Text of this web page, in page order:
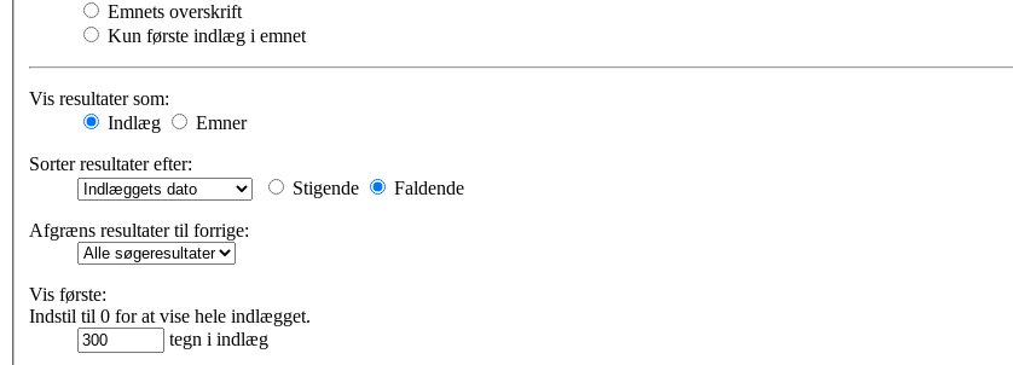
Emnets overskrift
Kun første indlæg i emnet
Vis resultater som:
Indlæg
Emner
Sorter resultater efter:
Stigende
Faldende
Afgræns resultater til forrige:
Vis første:
Indstil til 0 for at vise hele indlægget.
tegn i indlæg